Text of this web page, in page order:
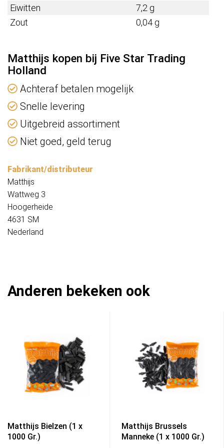
Eiwitten
7,2 g
Zout
0,04 g
Matthijs kopen bij Five Star Trading
Holland
Achteraf betalen mogelijk
Snelle levering
Uitgebreid assortiment
Niet goed, geld terug
Fabrikant/distributeur
Matthijs
Wattweg 3
Hoogerheide
4631 SM
Nederland
Anderen bekeken ook
Matthijs Bielzen (1 x
1000 Gr.)
Matthijs Brussels
Manneke (1 x 1000 Gr.)